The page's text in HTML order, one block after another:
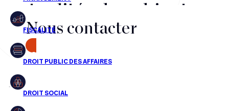
Financement
Fiscalité
Droit public des affaires
Droit social
actualités du cabinet,
nos récompenses et nos
transactions, jour après
jour
Nous contacter